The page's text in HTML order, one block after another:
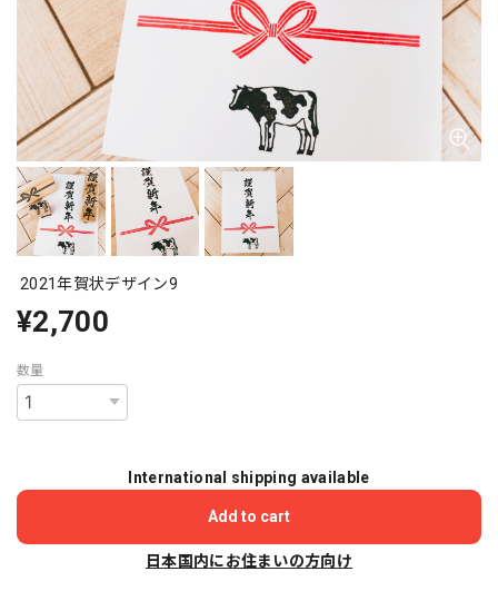
2021年賀状デザイン9
¥2,700
数量
International shipping available
Add to cart
日本国内にお住まいの方向け